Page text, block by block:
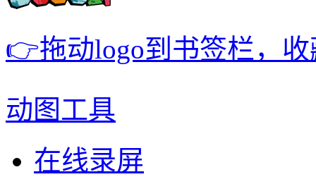
👉拖动logo到书签栏，
动图工具
在线录屏